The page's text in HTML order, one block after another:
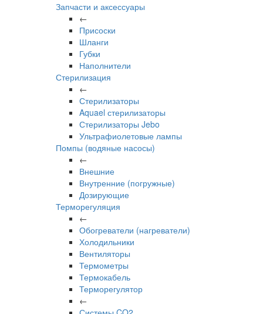
Запчасти и аксессуары
←
Присоски
Шланги
Губки
Наполнители
Стерилизация
←
Стерилизаторы
Aquael стерилизаторы
Стерилизаторы Jebo
Ультрафиолетовые лампы
Помпы (водяные насосы)
←
Внешние
Внутренние (погружные)
Дозирующие
Терморегуляция
←
Обогреватели (нагреватели)
Холодильники
Вентиляторы
Термометры
Термокабель
Терморегулятор
←